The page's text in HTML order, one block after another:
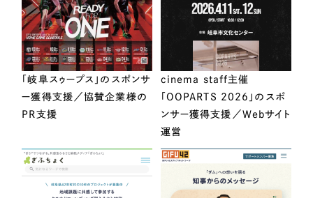
「岐阜スゥープス」のスポンサ
ー獲得支援／協賛企業様の
PR支援
cinema staff主催
「OOPARTS 2026」のスポ
ンサー獲得支援／Webサイト
運営